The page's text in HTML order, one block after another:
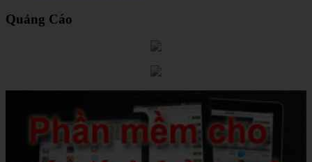
Quảng Cáo